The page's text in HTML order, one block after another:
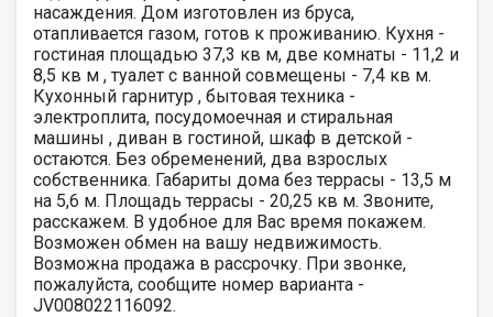
насаждения. Дом изготовлен из бруса,
отапливается газом, готов к проживанию. Кухня -
гостиная площадью 37,3 кв м, две комнаты - 11,2 и
8,5 кв м , туалет с ванной совмещены - 7,4 кв м.
Кухонный гарнитур , бытовая техника -
электроплита, посудомоечная и стиральная
машины , диван в гостиной, шкаф в детской -
остаются. Без обременений, два взрослых
собственника. Габариты дома без террасы - 13,5 м
на 5,6 м. Площадь террасы - 20,25 кв м. Звоните,
расскажем. В удобное для Вас время покажем.
Возможен обмен на вашу недвижимость.
Возможна продажа в рассрочку. При звонке,
пожалуйста, сообщите номер варианта -
JV008022116092.